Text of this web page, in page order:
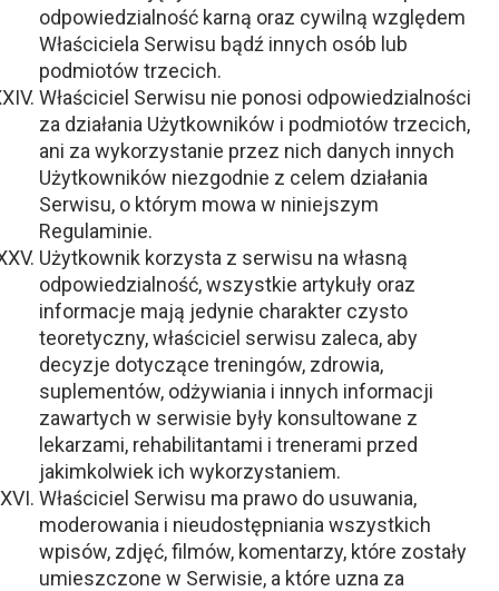
odpowiedzialność karną oraz cywilną względem
Właściciela Serwisu bądź innych osób lub
podmiotów trzecich.
Właściciel Serwisu nie ponosi odpowiedzialności
za działania Użytkowników i podmiotów trzecich,
ani za wykorzystanie przez nich danych innych
Użytkowników niezgodnie z celem działania
Serwisu, o którym mowa w niniejszym
Regulaminie.
Użytkownik korzysta z serwisu na własną
odpowiedzialność, wszystkie artykuły oraz
informacje mają jedynie charakter czysto
teoretyczny, właściciel serwisu zaleca, aby
decyzje dotyczące treningów, zdrowia,
suplementów, odżywiania i innych informacji
zawartych w serwisie były konsultowane z
lekarzami, rehabilitantami i trenerami przed
jakimkolwiek ich wykorzystaniem.
Właściciel Serwisu ma prawo do usuwania,
moderowania i nieudostępniania wszystkich
wpisów, zdjęć, filmów, komentarzy, które zostały
umieszczone w Serwisie, a które uzna za